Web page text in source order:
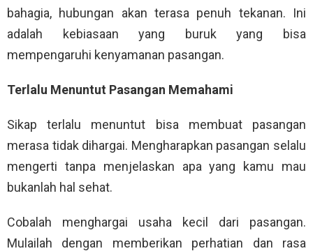
bahagia, hubungan akan terasa penuh tekanan. Ini
adalah kebiasaan yang buruk yang bisa
mempengaruhi kenyamanan pasangan.
Terlalu Menuntut Pasangan Memahami
Sikap terlalu menuntut bisa membuat pasangan
merasa tidak dihargai. Mengharapkan pasangan selalu
mengerti tanpa menjelaskan apa yang kamu mau
bukanlah hal sehat.
Cobalah menghargai usaha kecil dari pasangan.
Mulailah dengan memberikan perhatian dan rasa